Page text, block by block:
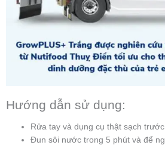
Hướng dẫn sử dụng:
Rửa tay và dụng cụ thật sạch trước
Đun sôi nước trong 5 phút và để